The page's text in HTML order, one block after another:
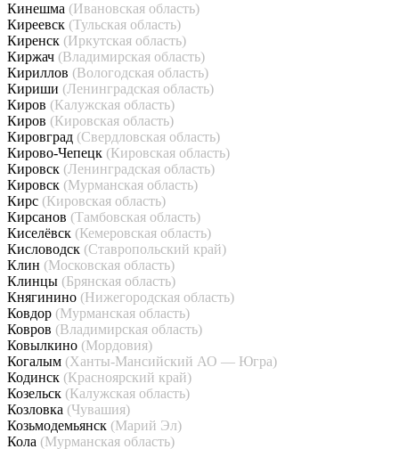
Кинешма (Ивановская область)
Киреевск (Тульская область)
Киренск (Иркутская область)
Киржач (Владимирская область)
Кириллов (Вологодская область)
Кириши (Ленинградская область)
Киров (Калужская область)
Киров (Кировская область)
Кировград (Свердловская область)
Кирово-Чепецк (Кировская область)
Кировск (Ленинградская область)
Кировск (Мурманская область)
Кирс (Кировская область)
Кирсанов (Тамбовская область)
Киселёвск (Кемеровская область)
Кисловодск (Ставропольский край)
Клин (Московская область)
Клинцы (Брянская область)
Княгинино (Нижегородская область)
Ковдор (Мурманская область)
Ковров (Владимирская область)
Ковылкино (Мордовия)
Когалым (Ханты-Мансийский АО — Югра)
Кодинск (Красноярский край)
Козельск (Калужская область)
Козловка (Чувашия)
Козьмодемьянск (Марий Эл)
Кола (Мурманская область)